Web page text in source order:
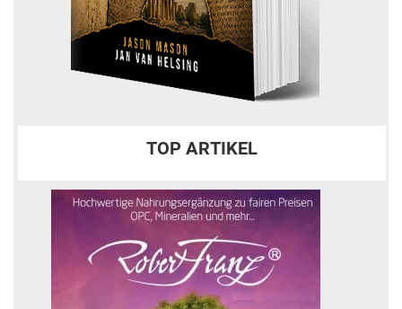
TOP ARTIKEL